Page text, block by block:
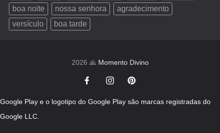
boa noite
nossa senhora
agradecimento
versículo
boa tarde
2026 🙏 Momento Divino
Google Play e o logotipo do Google Play são marcas registradas do
Google LLC.